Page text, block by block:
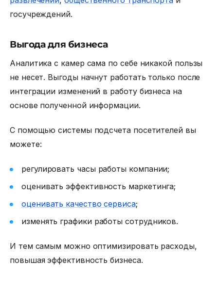
госучреждений.
Выгода для бизнеса
Аналитика с камер сама по себе никакой пользы
не несет. Выгоды начнут работать только после
интеграции изменений в работу бизнеса на
основе полученной информации.
С помощью системы подсчета посетителейвы
можете:
регулировать часы работы компании;
оценивать эффективность маркетинга;
оценивать качество сервиса;
изменять графики работы сотрудников.
И тем самым можно оптимизировать расходы,
повышая эффективность бизнеса.